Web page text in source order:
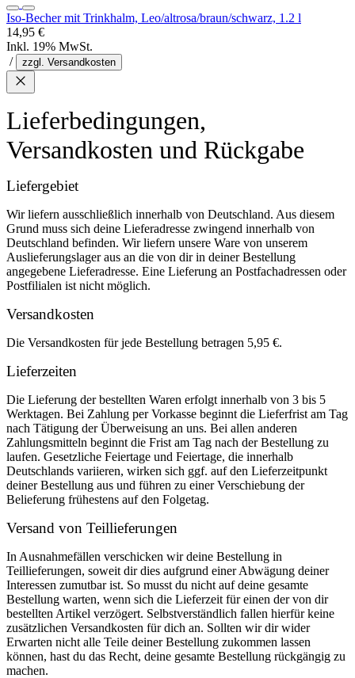
Iso-Becher mit Trinkhalm, Leo/altrosa/braun/schwarz, 1.2 l
14,95 €
Inkl. 19% MwSt.
/
zzgl. Versandkosten
Lieferbedingungen,
Versandkosten und Rückgabe
Liefergebiet
Wir liefern ausschließlich innerhalb von Deutschland. Aus diesem
Grund muss sich deine Lieferadresse zwingend innerhalb von
Deutschland befinden. Wir liefern unsere Ware von unserem
Auslieferungslager aus an die von dir in deiner Bestellung
angegebene Lieferadresse. Eine Lieferung an Postfachadressen oder
Postfilialen ist nicht möglich.
Versandkosten
Die Versandkosten für jede Bestellung betragen 5,95 €.
Lieferzeiten
Die Lieferung der bestellten Waren erfolgt innerhalb von 3 bis 5
Werktagen. Bei Zahlung per Vorkasse beginnt die Lieferfrist am Tag
nach Tätigung der Überweisung an uns. Bei allen anderen
Zahlungsmitteln beginnt die Frist am Tag nach der Bestellung zu
laufen. Gesetzliche Feiertage und Feiertage, die innerhalb
Deutschlands variieren, wirken sich ggf. auf den Lieferzeitpunkt
deiner Bestellung aus und führen zu einer Verschiebung der
Belieferung frühestens auf den Folgetag.
Versand von Teillieferungen
In Ausnahmefällen verschicken wir deine Bestellung in
Teillieferungen, soweit dir dies aufgrund einer Abwägung deiner
Interessen zumutbar ist. So musst du nicht auf deine gesamte
Bestellung warten, wenn sich die Lieferzeit für einen der von dir
bestellten Artikel verzögert. Selbstverständlich fallen hierfür keine
zusätzlichen Versandkosten für dich an. Sollten wir dir wider
Erwarten nicht alle Teile deiner Bestellung zukommen lassen
können, hast du das Recht, deine gesamte Bestellung rückgängig zu
machen.